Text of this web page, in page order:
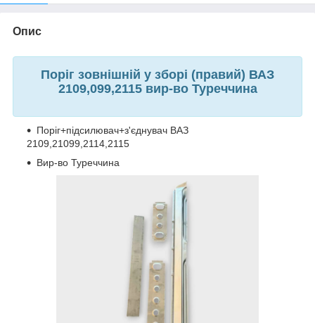
Опис
Поріг зовнішній у зборі (правий) ВАЗ
2109,099,2115 вир-во Туреччина
Поріг+підсилювач+з'єднувач ВАЗ
2109,21099,2114,2115
Вир-во Туреччина